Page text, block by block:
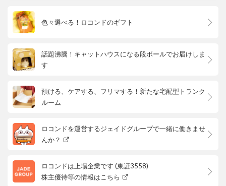
色々選べる！ロコンドのギフト
話題沸騰！キャットハウスになる段ボールでお届けしま
す
預ける、ケアする、フリマする！新たな宅配型トランク
ルーム
ロコンドを運営するジェイドグループで一緒に働きませ
んか？
ロコンドは上場企業です (東証3558)
株主優待等の情報はこちら